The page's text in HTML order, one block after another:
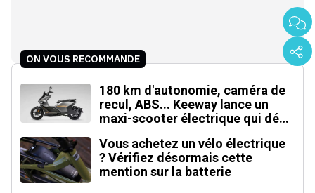
ON VOUS RECOMMANDE
180 km d'autonomie, caméra de
recul, ABS... Keeway lance un
maxi-scooter électrique qui défie
Vous achetez un vélo électrique
? Vérifiez désormais cette
mention sur la batterie